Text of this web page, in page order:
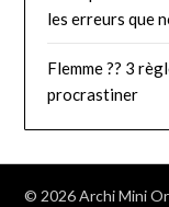
les erreurs que
Flemme ?? 3
procrastiner
© 2026 Archi Mini